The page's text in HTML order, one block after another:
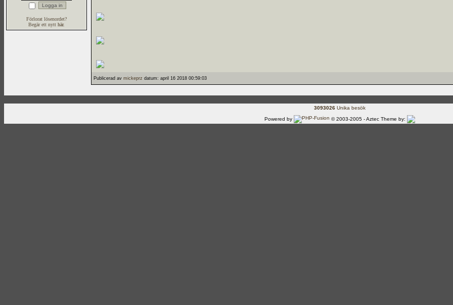
Förlorat lösenordet?
Begär ett nytt här.
Publicerad av mickeprz datum: april 16 2018 00:59:03
3093026 Unika besök
Powered by
© 2003-2005 - Aztec Theme by: